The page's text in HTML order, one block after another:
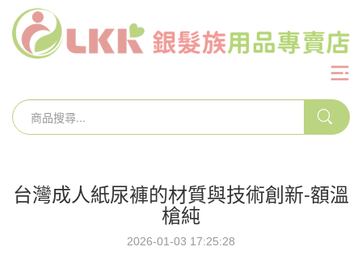
台灣成人紙尿褲的材質與技術創新-額溫
槍純
2026-01-03 17:25:28